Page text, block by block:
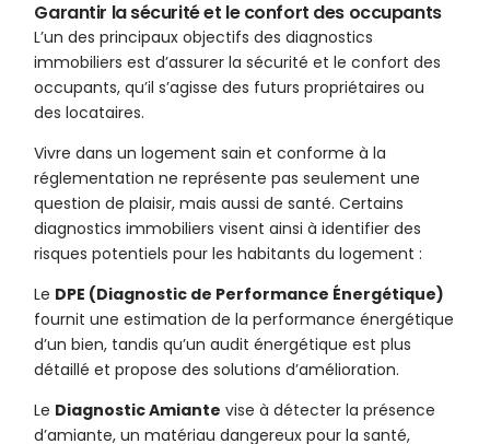
Garantir la sécurité et le confort des occupants
L’un des principaux objectifs des diagnostics
immobiliers est d’assurer la sécurité et le confort des
occupants, qu’il s’agisse des futurs propriétaires ou
des locataires.
Vivre dans un logement sain et conforme à la
réglementation ne représente pas seulement une
question de plaisir, mais aussi de santé. Certains
diagnostics immobiliers visent ainsi à identifier des
risques potentiels pour les habitants du logement :
Le DPE (Diagnostic de Performance Énergétique)
fournit une estimation de la performance énergétique
d’un bien, tandis qu’un audit énergétique est plus
détaillé et propose des solutions d’amélioration.
Le Diagnostic Amiante vise à détecter la présence
d’amiante, un matériau dangereux pour la santé,